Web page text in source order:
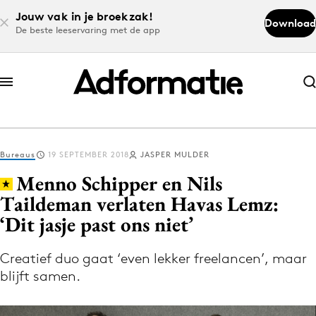
Jouw vak in je broekzak!
De beste leeservaring met de app
Download
Abonneer nu
Abonneer nu
Log in
Download de app
Volg het laatste nieuws via de Adformatie
Nieuws app
Bureaus 19 SEPTEMBER 2018 JASPER MULDER
Menno Schipper en Nils
Taildeman verlaten Havas Lemz:
‘Dit jasje past ons niet’
Creatief duo gaat ‘even lekker freelancen’, maar
blijft samen.